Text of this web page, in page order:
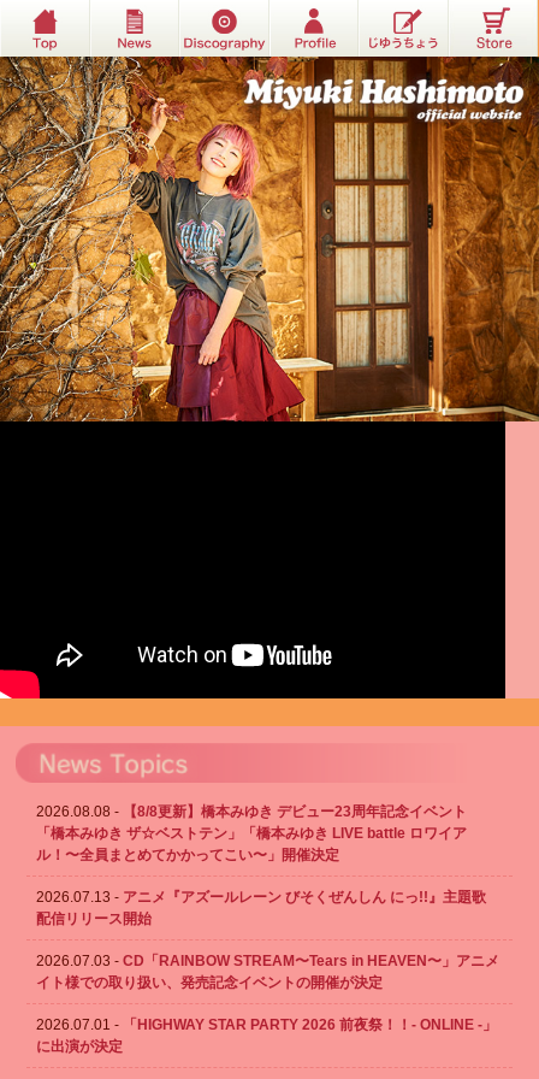
2026.08.08
【8/8更新】橋本みゆき デビュー23周年記念イベント
「橋本みゆき ザ☆ベストテン」「橋本みゆき LIVE battle ロワイア
ル！〜全員まとめてかかってこい〜」開催決定
2026.07.13
アニメ『アズールレーン びそくぜんしん にっ!!』主題歌
配信リリース開始
2026.07.03
CD「RAINBOW STREAM〜Tears in HEAVEN〜」アニメ
イト様での取り扱い、発売記念イベントの開催が決定
2026.07.01
「HIGHWAY STAR PARTY 2026 前夜祭！！- ONLINE -」
に出演が決定